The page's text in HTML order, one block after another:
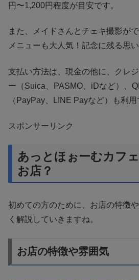
円〜1,200円程度が目安です。
また、メイドさんとチェキ撮影が
メニューも大人気！記念に残る思
支払い方法は、現金の他に、クレ
ー（Suica、PASMO、iDなど）、
（PayPay、LINE Payなど）も利用
スポンサーリンク
あっとほぉーむカフ
お店？
初めての方のために、お店の特徴
く解説していきますね。
お店の特徴や雰囲気